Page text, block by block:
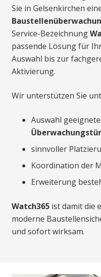
Sie in Gelsenkirchen
Service-Bezeichnung
passende Lösung für
Auswahl bis zur
Aktivierung.
Wir unterstützen Sie
Auswahl
sinnvoller
Koordination der
Erweiterung
Watch365 ist damit die
moderne
und sofort wirksam.